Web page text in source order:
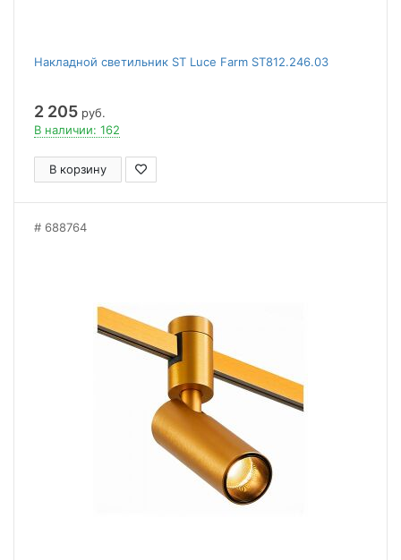
Накладной светильник ST Luce Farm ST812.246.03
2 205 руб.
В наличии: 162
В корзину
688764